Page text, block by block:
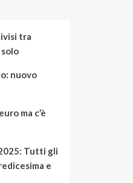
tra
nuovo
ma c’è
Tutti gli
e